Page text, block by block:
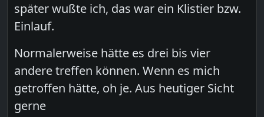
später wußte ich, das war ein Klistier bzw.
Einlauf.
Normalerweise hätte es drei bis vier
andere treffen können. Wenn es mich
getroffen hätte, oh je. Aus heutiger Sicht
gerne